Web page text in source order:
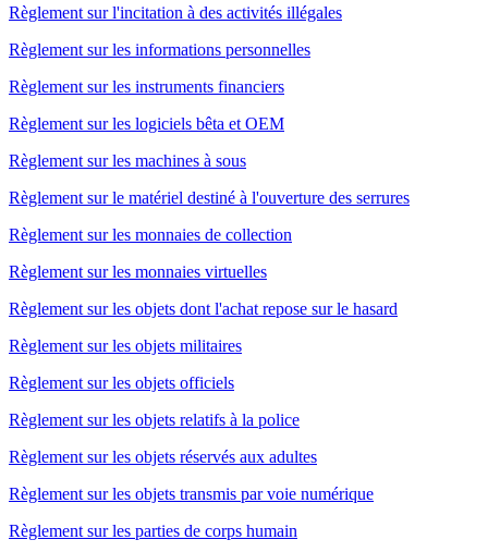
Règlement sur l'incitation à des activités illégales
Règlement sur les informations personnelles
Règlement sur les instruments financiers
Règlement sur les logiciels bêta et OEM
Règlement sur les machines à sous
Règlement sur le matériel destiné à l'ouverture des serrures
Règlement sur les monnaies de collection
Règlement sur les monnaies virtuelles
Règlement sur les objets dont l'achat repose sur le hasard
Règlement sur les objets militaires
Règlement sur les objets officiels
Règlement sur les objets relatifs à la police
Règlement sur les objets réservés aux adultes
Règlement sur les objets transmis par voie numérique
Règlement sur les parties de corps humain